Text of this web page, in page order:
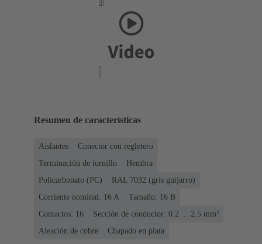
Resumen de características
Aislantes
Conector con regletero
Terminación de tornillo
Hembra
Policarbonato (PC)
RAL 7032 (gris guijarro)
Corriente nominal: ‌16 A
Tamaño: 16 B
Contactos: 16
Sección de conductor: 0.2 ... 2.5 mm²
Aleación de cobre
Chapado en plata